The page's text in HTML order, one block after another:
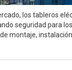
los tableros
seguridad para
montaje,